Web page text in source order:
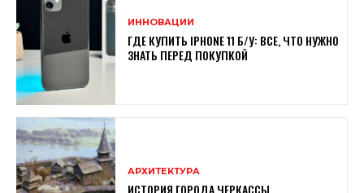
ИННОВАЦИИ
ГДЕ КУПИТЬ IPHONE 11 Б/У: ВСЕ, ЧТО НУЖНО
ЗНАТЬ ПЕРЕД ПОКУПКОЙ
АРХИТЕКТУРА
ИСТОРИЯ ГОРОДА ЧЕРКАССЫ